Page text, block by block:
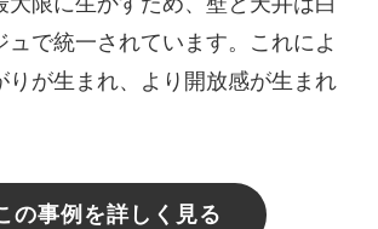
ュで統一されています。これによ
りが生まれ、より開放感が生まれ
の事例を詳しく見る